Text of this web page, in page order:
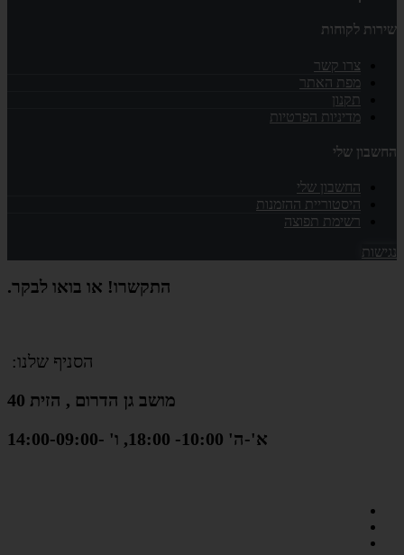
שירות לקוחות
צרו קשר
מפת האתר
תקנון
מדיניות הפרטיות
החשבון שלי
החשבון שלי
היסטוריית ההזמנות
רשימת תפוצה
נגישות
התקשרו! או בואו לבקר.
הסניף שלנו:
מושב גן הדרום , הזית 40
א'-ה' 10:00- 18:00, ו' -14:00-09:00